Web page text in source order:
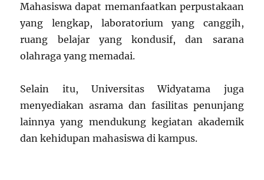
Mahasiswa dapat memanfaatkan perpustakaan
yang lengkap, laboratorium yang canggih,
ruang belajar yang kondusif, dan sarana
olahraga yang memadai.
Selain itu, Universitas Widyatama juga
menyediakan asrama dan fasilitas penunjang
lainnya yang mendukung kegiatan akademik
dan kehidupan mahasiswa di kampus.